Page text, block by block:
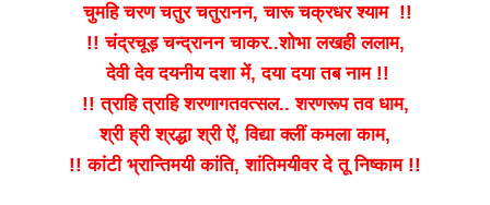
चुमहि चरण चतुर चतुरानन, चारू चक्रधर श्याम !!
!! चंद्रचूड़ चन्द्रानन चाकर..शोभा लखही ललाम,
देवी देव दयनीय दशा में, दया दया तब नाम !!
!! त्राहि त्राहि शरणागतवत्सल.. शरणरूप तव धाम,
श्री ह्री श्रद्धा श्री ऐं, विद्या क्लीं कमला काम,
!! कांटी भ्रान्तिमयी कांति, शांतिमयीवर दे तू निष्काम !!